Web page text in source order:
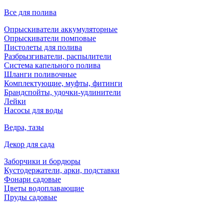
Все для полива
Опрыскиватели аккумуляторные
Опрыскиватели помповые
Пистолеты для полива
Разбрызгиватели, распылители
Система капельного полива
Шланги поливочные
Комплектующие, муфты, фитинги
Брандспойты, удочки-удлинители
Лейки
Насосы для воды
Ведра, тазы
Декор для сада
Заборчики и бордюры
Кустодержатели, арки, подставки
Фонари садовые
Цветы водоплавающие
Пруды садовые